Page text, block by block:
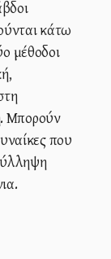
κάτω
μέθοδοι
Μπορούν
που